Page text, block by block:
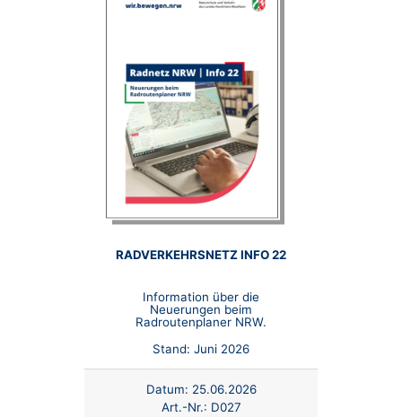
RADVERKEHRSNETZ INFO 22
Information über die
Neuerungen beim
Radroutenplaner NRW.
Stand: Juni 2026
Datum: 25.06.2026
Art.-Nr.: D027